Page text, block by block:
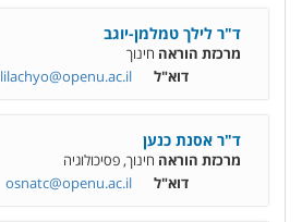
ד"ר לילך טמלמן-יוגב
מרכזת הוראה חינוך
דוא"ל
lilachyo@openu.ac.il
ד"ר אסנת כנען
מרכזת הוראה חינוך, פסיכולוגיה
דוא"ל
osnatc@openu.ac.il